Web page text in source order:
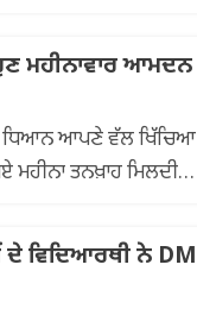
ਮਹੀਨਾਵਾਰ ਆਮਦਨ
ਧਿਆਨ ਆਪਣੇ ਵੱਲ ਖਿੱਚਿਆ
ਤਨਖ਼ਾਹ ਮਿਲਦੀ
ਵਿਦਿਆਰਥੀ ਨੇ DM